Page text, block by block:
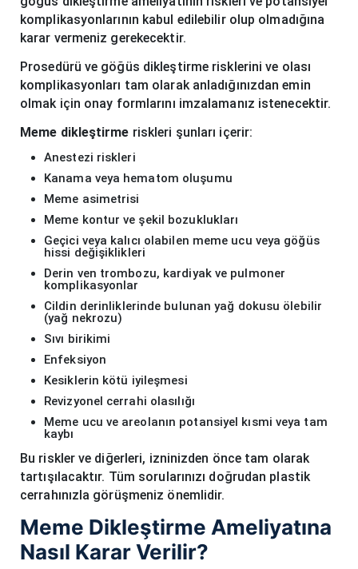
komplikasyonlarının kabul edilebilir olup olmadığına
karar vermeniz gerekecektir.
Prosedürü ve göğüs dikleştirme risklerini ve olası
komplikasyonları tam olarak anladığınızdan emin
olmak için onay formlarını imzalamanız istenecektir.
Meme dikleştirme riskleri şunları içerir:
Anestezi riskleri
Kanama veya hematom oluşumu
Meme asimetrisi
Meme kontur ve şekil bozuklukları
Geçici veya kalıcı olabilen meme ucu veya göğüs
hissi değişiklikleri
Derin ven trombozu, kardiyak ve pulmoner
komplikasyonlar
Cildin derinliklerinde bulunan yağ dokusu ölebilir
(yağ nekrozu)
Sıvı birikimi
Enfeksiyon
Kesiklerin kötü iyileşmesi
Revizyonel cerrahi olasılığı
Meme ucu ve areolanın potansiyel kısmi veya tam
kaybı
Bu riskler ve diğerleri, izninizden önce tam olarak
tartışılacaktır. Tüm sorularınızı doğrudan plastik
cerrahınızla görüşmeniz önemlidir.
Meme Dikleştirme Ameliyatına
Nasıl Karar Verilir?